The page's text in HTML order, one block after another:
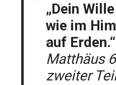
„Dein
wie im
auf Erden.“
Matthäus
zweiter